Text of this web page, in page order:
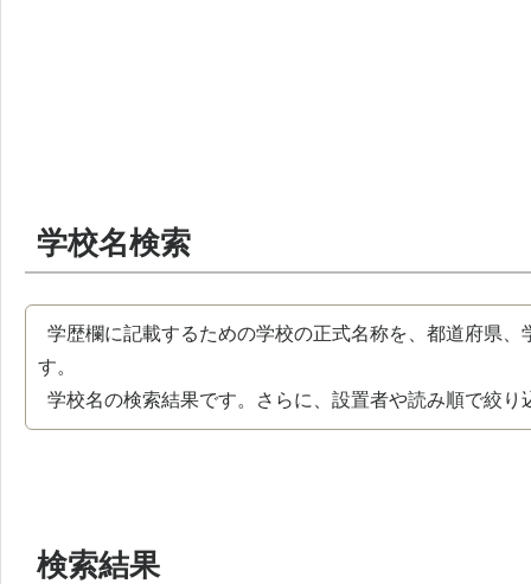
学校名検索
学歴欄に記載するための学校の正式名称を、都道府県
す。
学校名の検索結果です。さらに、設置者や読み順で絞り
検索結果